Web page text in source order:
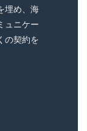
埋め、海
ュニケー
の契約を